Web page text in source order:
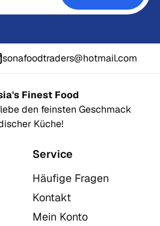
sonafoodtraders@hotmail.com
Finest Food
den feinsten Geschmack
Küche!
Service
Häufige Fragen
Kontakt
Mein Konto